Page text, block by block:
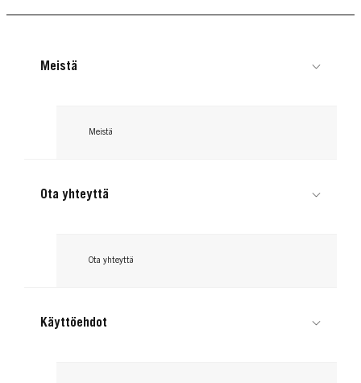
...
GLISS
Meistä
Meistä
Ota yhteyttä
Ota yhteyttä
Käyttöehdot